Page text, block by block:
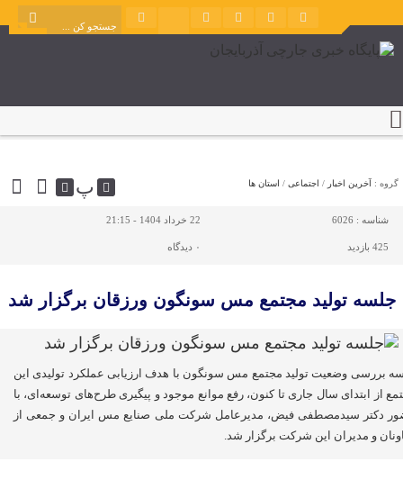
گروه : آخرین اخبار / اجتماعی / استان ها پ
شناسه : 6026 22 خرداد 1404 - 21:15
425 بازدید ۰ دیدگاه
جلسه تولید مجتمع مس سونگون ورزقان برگزار شد
بررسی وضعیت تولید مجتمع مس سونگون با هدف ارزیابی عملکرد تولیدی این
از ابتدای سال جاری تا کنون، رفع موانع موجود و پیگیری طرح‌های توسعه‌ای، با
دکتر سیدمصطفی فیض، مدیرعامل شرکت ملی صنایع مس ایران و جمعی از
و مدیران این شرکت برگزار شد.